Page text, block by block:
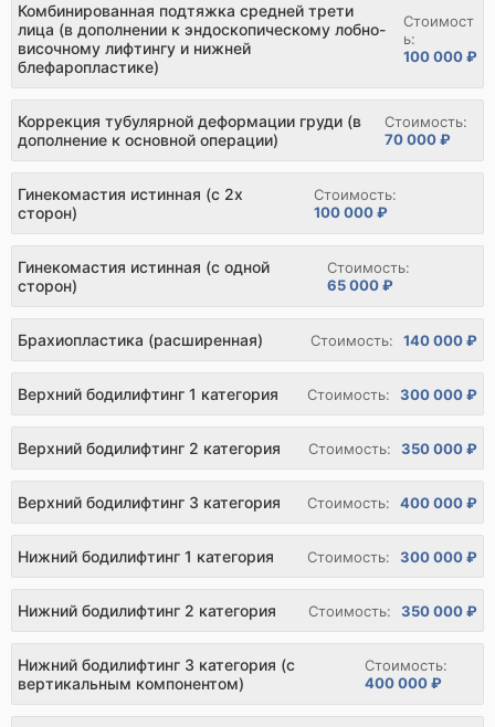
Комбинированная подтяжка средней трети
лица (в дополнении к эндоскопическому лобно-
височному лифтингу и нижней
блефаропластике)
Стоимост
ь:
100 000 ₽
Коррекция тубулярной деформации груди (в
дополнение к основной операции)
Стоимость:
70 000 ₽
Гинекомастия истинная (с 2х
сторон)
Стоимость:
100 000 ₽
Гинекомастия истинная (с одной
сторон)
Стоимость:
65 000 ₽
Брахиопластика (расширенная) Стоимость: 140 000 ₽
Верхний бодилифтинг 1 категория Стоимость: 300 000 ₽
Верхний бодилифтинг 2 категория Стоимость: 350 000 ₽
Верхний бодилифтинг 3 категория Стоимость: 400 000 ₽
Нижний бодилифтинг 1 категория Стоимость: 300 000 ₽
Нижний бодилифтинг 2 категория Стоимость: 350 000 ₽
Нижний бодилифтинг 3 категория (с
вертикальным компонентом)
Стоимость:
400 000 ₽